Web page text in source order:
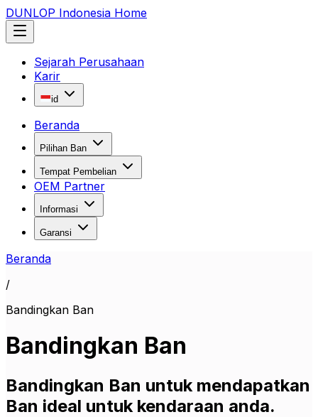
DUNLOP Indonesia Home
Sejarah Perusahaan
Karir
id
Beranda
Pilihan Ban
Tempat Pembelian
OEM Partner
Informasi
Garansi
Beranda
/
Bandingkan Ban
Bandingkan Ban
Bandingkan Ban untuk mendapatkan
Ban ideal untuk kendaraan anda.